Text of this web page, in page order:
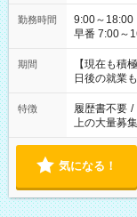
勤務時間
9:00～18:00（休憩60分） ■ご
早番 7:00～16:00 遅
い」 「余裕
たくない」 な
の方へ 今ご
の勤務時間
期間
【現在も積
日後の就業
特徴 履歴書不要 /
上の大量募集
気になる！